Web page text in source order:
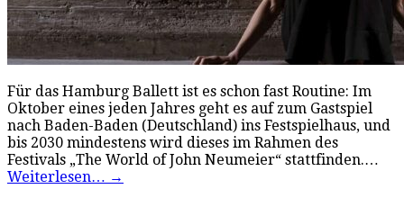
Für das Hamburg Ballett ist es schon fast Routine: Im
Oktober eines jeden Jahres geht es auf zum Gastspiel
nach Baden-Baden (Deutschland) ins Festspielhaus, und
bis 2030 mindestens wird dieses im Rahmen des
Festivals „The World of John Neumeier“ stattfinden.…
Weiterlesen… →